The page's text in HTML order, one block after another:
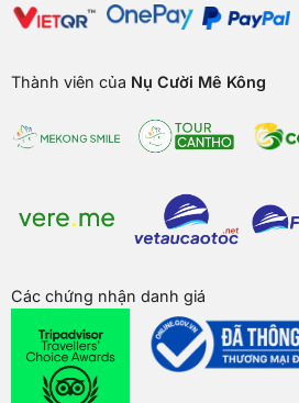
Thành viên của Nụ Cười Mê Kông
Các chứng nhận danh giá